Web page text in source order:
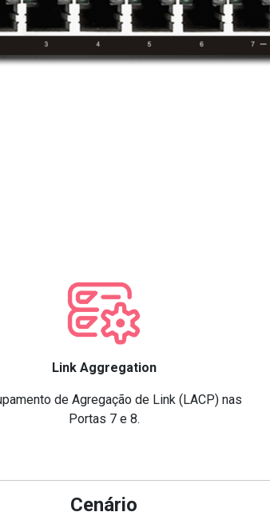
Link Aggregation
de Agregação de Link (LACP) nas
Portas 7 e 8.
Cenário